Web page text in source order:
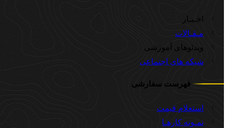
اخـبـار
مـقـالات
ویدئوهای آموزشی
شبکه های اجتماعی
فهرست سفارشی
استعلام قیمت
نمـونه کارهـا